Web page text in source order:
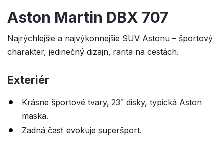
Aston Martin DBX 707
Najrýchlejšie a najvýkonnejšie SUV Astonu – športový
charakter, jedinečný dizajn, rarita na cestách.
Exteriér
Krásne športové tvary, 23″ disky, typická Aston
maska.
Zadná časť evokuje superšport.